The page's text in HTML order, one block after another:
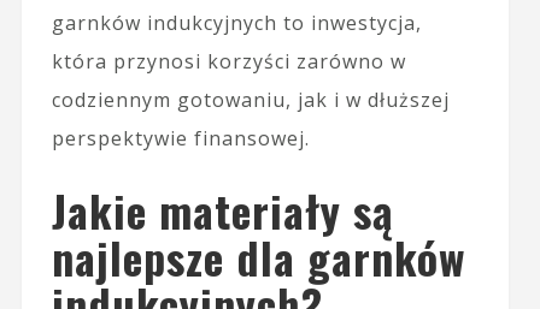
garnków indukcyjnych to inwestycja,
która przynosi korzyści zarówno w
codziennym gotowaniu, jak i w dłuższej
perspektywie finansowej.
Jakie materiały są
najlepsze dla garnków